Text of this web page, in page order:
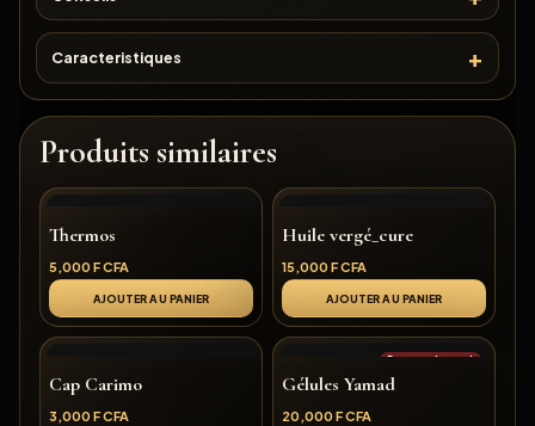
Caracteristiques
Produits similaires
Thermos
5,000 F CFA
AJOUTER AU PANIER
Huile vergé_cure
15,000 F CFA
AJOUTER AU PANIER
Cap Carimo
3,000 F CFA
Rupture de stock
Gélules Yamad
20,000 F CFA